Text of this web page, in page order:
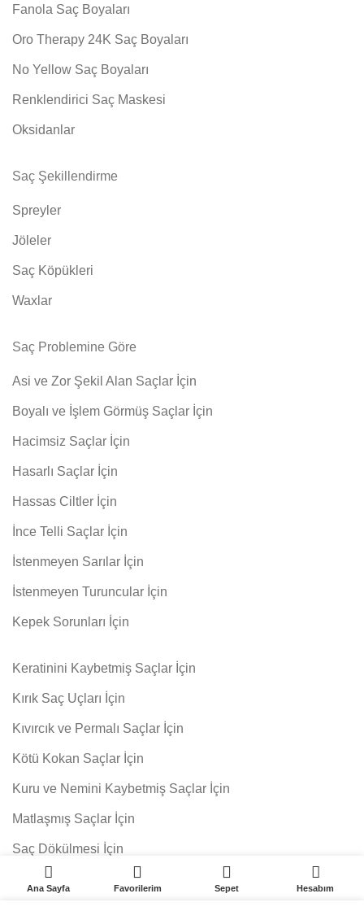
Fanola Saç Boyaları
Oro Therapy 24K Saç Boyaları
No Yellow Saç Boyaları
Renklendirici Saç Maskesi
Oksidanlar
Saç Şekillendirme
Spreyler
Jöleler
Saç Köpükleri
Waxlar
Saç Problemine Göre
Asi ve Zor Şekil Alan Saçlar İçin
Boyalı ve İşlem Görmüş Saçlar İçin
Hacimsiz Saçlar İçin
Hasarlı Saçlar İçin
Hassas Ciltler İçin
İnce Telli Saçlar İçin
İstenmeyen Sarılar İçin
İstenmeyen Turuncular İçin
Kepek Sorunları İçin
Keratinini Kaybetmiş Saçlar İçin
Kırık Saç Uçları İçin
Kıvırcık ve Permalı Saçlar İçin
Kötü Kokan Saçlar İçin
Kuru ve Nemini Kaybetmiş Saçlar İçin
Matlaşmış Saçlar İçin
Saç Dökülmesi İçin
Sık Yıkanan Saçlar İçin
Ana Sayfa Favorilerim Sepet Hesabım